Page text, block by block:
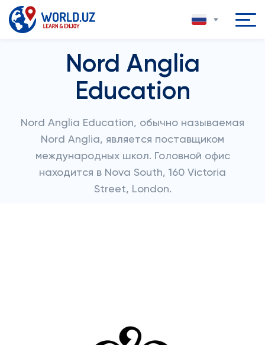
Nord Anglia
Education
Nord Anglia Education, обычно называемая
Nord Anglia, является поставщиком
международных школ. Головной офис
находится в Nova South, 160 Victoria
Street, London.